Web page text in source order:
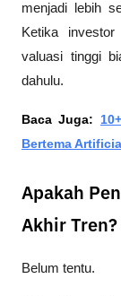
menjadi lebih
Ketika
valuasi tinggi
dahulu.
Baca Juga:
Bertema
Apakah
Akhir Tren?
Belum tentu.